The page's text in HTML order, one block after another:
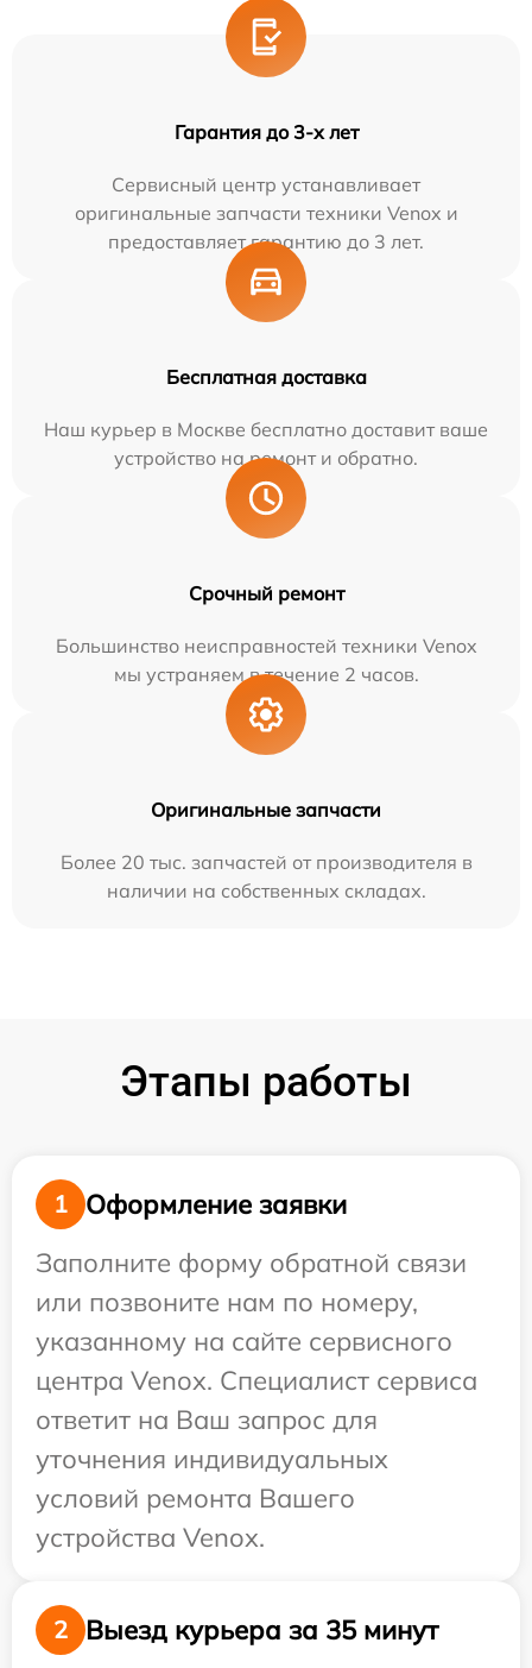
Гарантия до 3-х лет
Сервисный центр устанавливает
оригинальные запчасти техники Venox и
предоставляет гарантию до 3 лет.
Бесплатная доставка
Наш курьер в Москве бесплатно доставит ваше
устройство на ремонт и обратно.
Срочный ремонт
Большинство неисправностей техники Venox
мы устраняем в течение 2 часов.
Оригинальные запчасти
Более 20 тыс. запчастей от производителя в
наличии на собственных складах.
Этапы работы
1
Оформление заявки
Заполните форму обратной связи
или позвоните нам по номеру,
указанному на сайте сервисного
центра Venox. Специалист сервиса
ответит на Ваш запрос для
уточнения индивидуальных
условий ремонта Вашего
устройства Venox.
2 Выезд курьера за 35 минут